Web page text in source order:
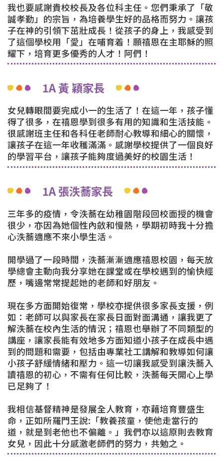
我也要感謝貴校校長及各位科主任。您們秉承了「敬
誠孝勤」的宗旨，為培養學生好的品格而努力。讓孩
子在神的引領下茁壯成長！從孩子的身上，我感受到
了這個學校用「愛」在哺育着！願禧恩在主耶穌的照
耀下，培育更多優秀的人才！阿們！
1A 黃 穎家長
女兒轉眼間要完成小一的生活了！在這一年，孩子懂
得了很多，在禧恩學到很多有用的知識和生活技能。
很感謝班主任和各科任老師耐心教導和細心的關懷，
讓孩子在這一年收穫滿滿。感謝學校提供了一個良好
的學習平台，讓孩子能夠度過美好的校園生活！
1A 張泆蕎家長
三年多的疫情，令泆蕎在幼稚園階段回校面授的機會
很少，亦因為她個性內斂和慢熱，學期初時我十分擔
心泆蕎適應不來小學生活。
開學過了一段時間，泆蕎漸漸適應禧恩校園，每天放
學總會主動向我分享她在課堂或在學校遇到的愉快經
歷，嘴邊常常提起她的老師和好朋友。
現在多方面開始復常，學校亦提供很多家長支援，例
如：老師可以與家長在家長日面對面溝通，讓我更了
解泆蕎在校內生活的情況；禧恩也舉辦了不同類型的
講座，讓家長能有效地多方面知道小孩子在成長中遇
到的問題和需要，包括由專業社工講解和教導如何讓
小孩子舒緩情緒和壓力。這一切讓我感受到讓泆蕎入
讀禧恩的初心，不需有任何比較，泆蕎每天開心上學
已足夠了！
我相信基督精神是發展全人教育，亦藉培育豐盛生
命，正如所羅門王說:「教養孩童，使他走當行的
道，就是到老他也不偏離。」我們亦以這原則去教育
女兒，因此十分感激老師們的努力，共勉之。